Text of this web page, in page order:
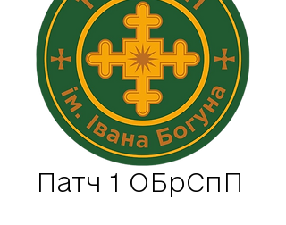
Патч 1 ОБрСпП